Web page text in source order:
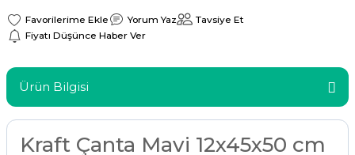
Yorum Yaz
Tavsiye Et
Fiyatı Düşünce Haber Ver
Ürün Bilgisi
Kraft Çanta Mavi 12x45x50 cm